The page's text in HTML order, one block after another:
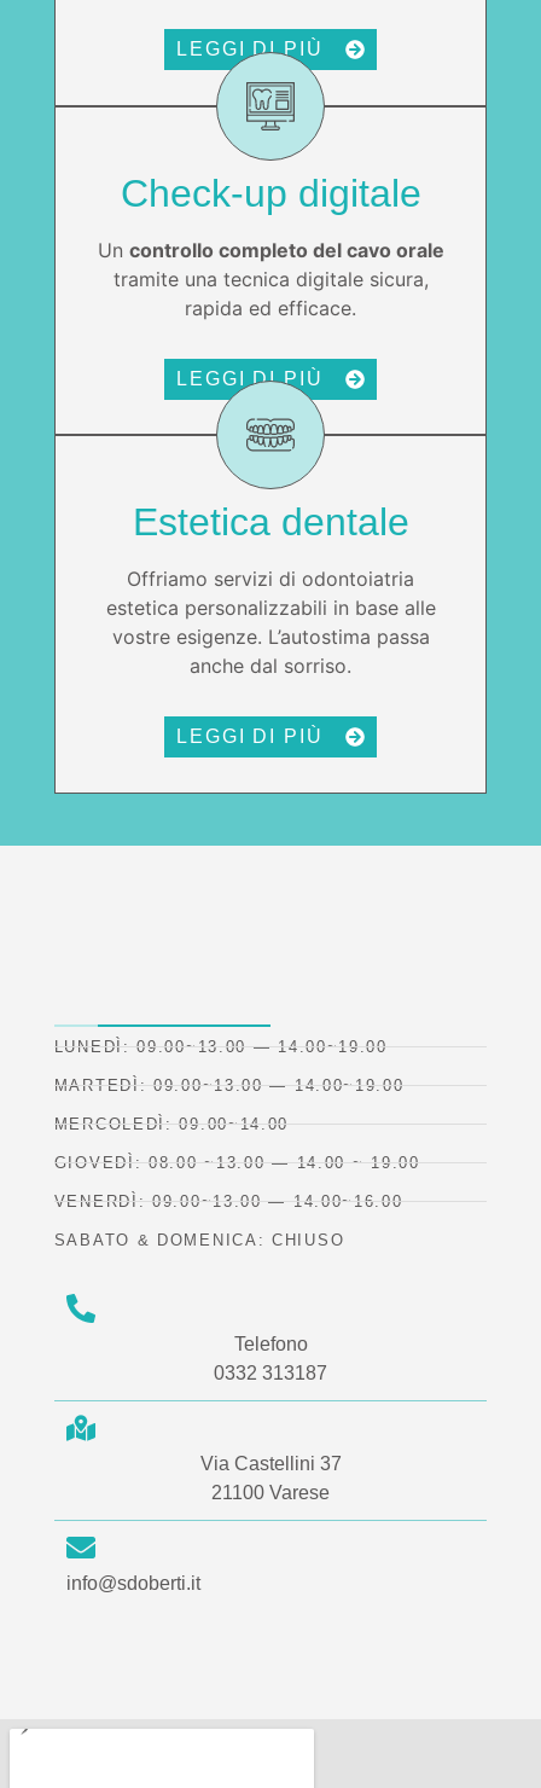
LEGGI DI PIÙ
Check-up digitale
Un controllo completo del cavo orale
tramite una tecnica digitale sicura,
rapida ed efficace.
LEGGI DI PIÙ
Estetica dentale
Offriamo servizi di odontoiatria
estetica personalizzabili in base alle
vostre esigenze. L’autostima passa
anche dal sorriso.
LEGGI DI PIÙ
LUNEDÌ: 09.00~13.00 — 14.00~19.00
MARTEDÌ: 09.00~13.00 — 14.00~19.00
MERCOLEDÌ: 09.00~14.00
GIOVEDÌ: 08.00 ~13.00 — 14.00 ~ 19.00
VENERDÌ: 09.00~13.00 — 14.00~16.00
SABATO & DOMENICA: CHIUSO
Telefono
0332 313187
Via Castellini 37
21100 Varese
info@sdoberti.it